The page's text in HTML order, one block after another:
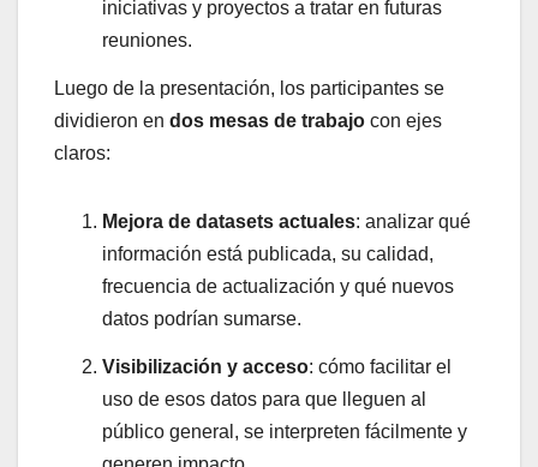
iniciativas y proyectos a tratar en futuras
reuniones.
Luego de la presentación, los participantes se
dividieron en dos mesas de trabajo con ejes
claros:
Mejora de datasets actuales: analizar qué
información está publicada, su calidad,
frecuencia de actualización y qué nuevos
datos podrían sumarse.
Visibilización y acceso: cómo facilitar el
uso de esos datos para que lleguen al
público general, se interpreten fácilmente y